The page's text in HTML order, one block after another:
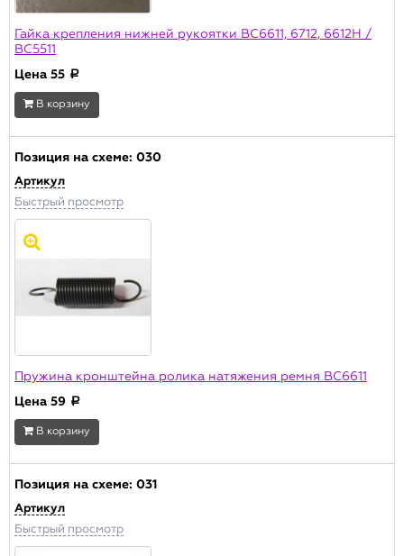
Гайка крепления нижней рукоятки BC6611, 6712, 6612H /
ВС5511
Цена 55 a
В корзину
Позиция на схеме: 030
Артикул
Быстрый просмотр
Пружина кронштейна ролика натяжения ремня BC6611
Цена 59 a
В корзину
Позиция на схеме: 031
Артикул
Быстрый просмотр